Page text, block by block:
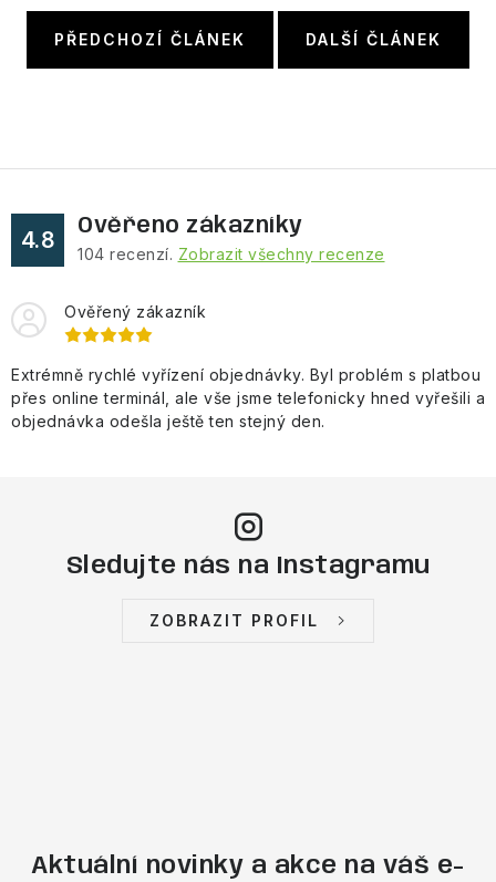
PŘEDCHOZÍ ČLÁNEK DALŠÍ ČLÁNEK
4.8
Ověřeno zákazníky
104 recenzí. Zobrazit všechny recenze
Ověřený zákazník
Extrémně rychlé vyřízení objednávky. Byl problém s platbou
přes online terminál, ale vše jsme telefonicky hned vyřešili a
objednávka odešla ještě ten stejný den.
Sledujte nás na Instagramu
ZOBRAZIT PROFIL
Aktuální novinky a akce na váš e-